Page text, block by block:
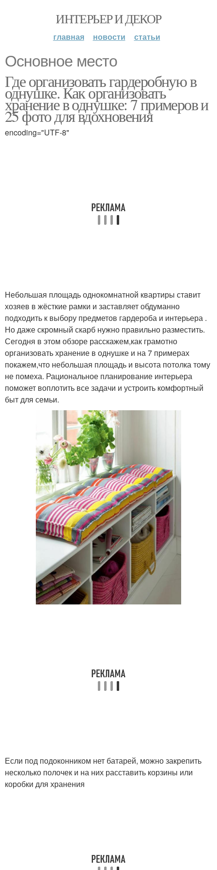
ИНТЕРЬЕР И ДЕКОР
главная новости статьи
Основное место
Где организовать гардеробную в
однушке. Как организовать
хранение в однушке: 7 примеров и
25 фото для вдохновения
encoding="UTF-8"
Небольшая площадь однокомнатной квартиры ставит
хозяев в жёсткие рамки и заставляет обдуманно
подходить к выбору предметов гардероба и интерьера .
Но даже скромный скарб нужно правильно разместить.
Сегодня в этом обзоре расскажем,как грамотно
организовать хранение в однушке и на 7 примерах
покажем,что небольшая площадь и высота потолка тому
не помеха. Рациональное планирование интерьера
поможет воплотить все задачи и устроить комфортный
быт для семьи.
Если под подоконником нет батарей, можно закрепить
несколько полочек и на них расставить корзины или
коробки для хранения